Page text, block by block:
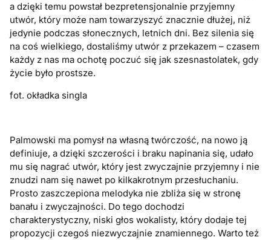
a dzięki temu powstał bezpretensjonalnie przyjemny
utwór, który może nam towarzyszyć znacznie dłużej, niż
jedynie podczas słonecznych, letnich dni. Bez silenia się
na coś wielkiego, dostaliśmy utwór z przekazem – czasem
każdy z nas ma ochotę poczuć się jak szesnastolatek, gdy
życie było prostsze.
fot. okładka singla
Palmowski ma pomysł na własną twórczość, na nowo ją
definiuje, a dzięki szczerości i braku napinania się, udało
mu się nagrać utwór, który jest zwyczajnie przyjemny i nie
znudzi nam się nawet po kilkakrotnym przesłuchaniu.
Prosto zaszczepiona melodyka nie zbliża się w stronę
banału i zwyczajności. Do tego dochodzi
charakterystyczny, niski głos wokalisty, który dodaje tej
propozycji czegoś niezwyczajnie znamiennego. Warto też